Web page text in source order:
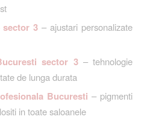
sector 3 – ajustari personalizate
sector 3– tehnologie
de lunga durata
Bucuresti – pigmenti
in toate saloanele